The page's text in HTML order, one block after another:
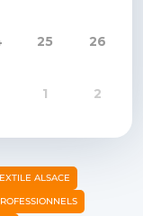
25 26
1 2
ALSACE